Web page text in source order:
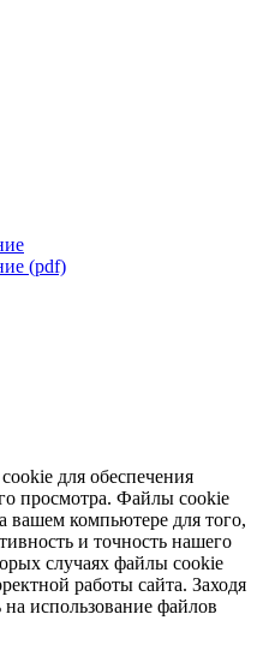
(pdf)
для обеспечения
просмотра. Файлы cookie
компьютере для того,
и точность нашего
случаях файлы cookie
работы сайта. Заходя
использование файлов